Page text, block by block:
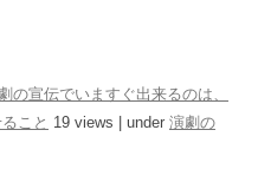
の宣伝でいますぐ出来るのは、
こと 19 views under 演劇の